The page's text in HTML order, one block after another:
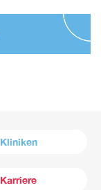
Kliniken
Karriere